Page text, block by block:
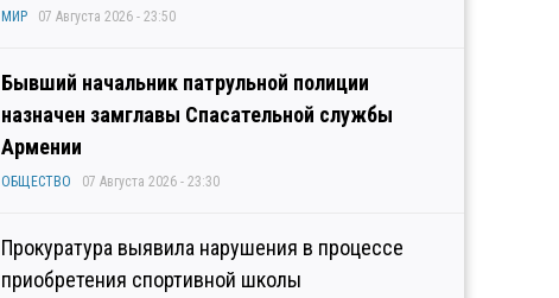
МИР 07 Августа 2026 - 23:50
Бывший начальник патрульной полиции
назначен замглавы Спасательной службы
Армении
ОБЩЕСТВО 07 Августа 2026 - 23:30
Прокуратура выявила нарушения в процессе
приобретения спортивной школы